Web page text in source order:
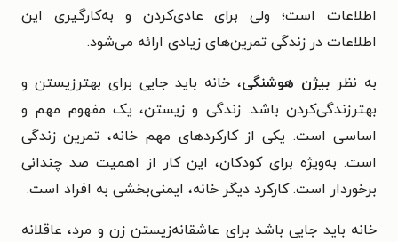
اطلاعات است؛ ولی برای عادی‌کردن و به‌کارگیری این
اطلاعات در زندگی تمرین‌های زیادی ارائه می‌شود.
به نظر بیژن هوشنگی، خانه باید جایی برای بهترزیستن و
بهترزندگی‌کردن باشد. زندگی و زیستن، یک مفهوم مهم و
اساسی است. یکی از کارکردهای مهم خانه، تمرین زندگی
است. به‌ویژه برای کودکان، این کار از اهمیت صد چندانی
برخوردار است. کارکرد دیگر خانه،‌ ایمنی‌بخشی به افراد است.
خانه باید جایی باشد برای عاشقانه‌زیستن زن و مرد، عاقلانه